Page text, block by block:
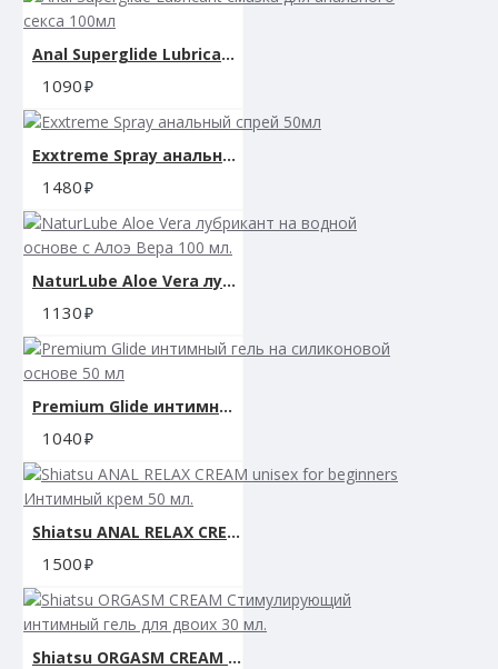
Anal Superglide Lubricant смазка для анального секса 100мл
1090
Exxtreme Spray анальный спрей 50мл
1480
NaturLube Aloe Vera лубрикант на водной основе с Алоэ Вера 100 мл.
1130
Premium Glide интимный гель на силиконовой основе 50 мл
1040
Shiatsu ANAL RELAX CREAM unisex for beginners Интимный крем 50 мл.
1500
Shiatsu ORGASM CREAM Стимулирующий интимный гель для двоих 30 мл.